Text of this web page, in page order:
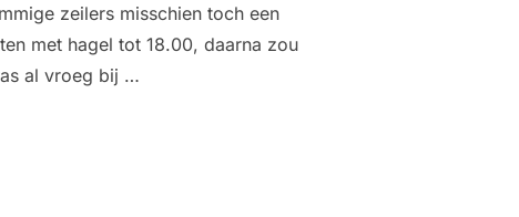
zeilers misschien toch een
met hagel tot 18.00, daarna zou
al vroeg bij …